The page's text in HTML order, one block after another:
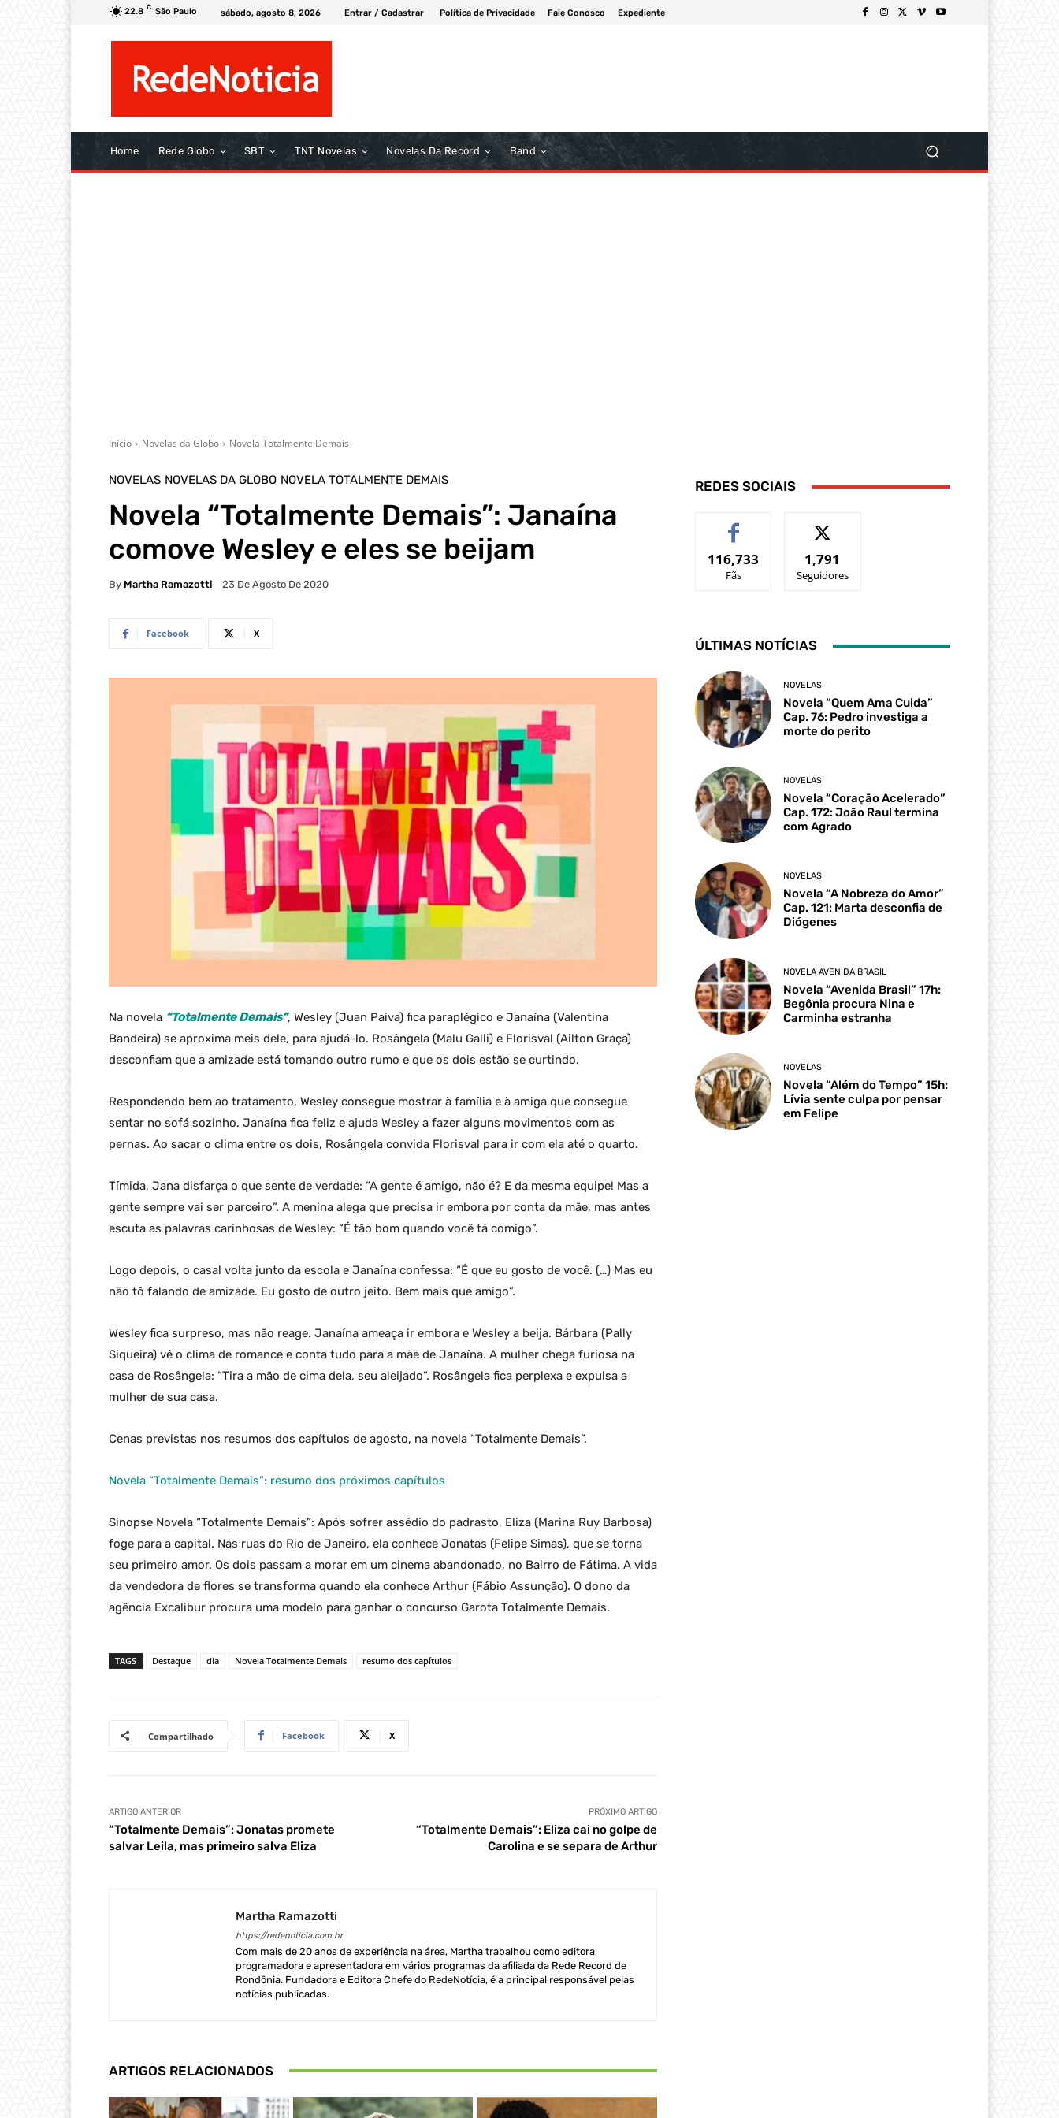
22.8 C São Paulo sábado, agosto 8, 2026 Entrar / Cadastrar Política de Privacidade Fale Conosco Expediente
Home Rede Globo SBT TNT Novelas Novelas Da Record Band
Início Novelas da Globo Novela Totalmente Demais
NOVELAS NOVELAS DA GLOBO NOVELA TOTALMENTE DEMAIS
Novela “Totalmente Demais”: Janaína
comove Wesley e eles se beijam
By Martha Ramazotti 23 De Agosto De 2020
Facebook X
Na novela “Totalmente Demais”, Wesley (Juan Paiva) fica paraplégico e Janaína (Valentina
Bandeira) se aproxima meis dele, para ajudá-lo. Rosângela (Malu Galli) e Florisval (Ailton Graça)
desconfiam que a amizade está tomando outro rumo e que os dois estão se curtindo.
Respondendo bem ao tratamento, Wesley consegue mostrar à família e à amiga que consegue
sentar no sofá sozinho. Janaína fica feliz e ajuda Wesley a fazer alguns movimentos com as
pernas. Ao sacar o clima entre os dois, Rosângela convida Florisval para ir com ela até o quarto.
Tímida, Jana disfarça o que sente de verdade: “A gente é amigo, não é? E da mesma equipe! Mas a
gente sempre vai ser parceiro”. A menina alega que precisa ir embora por conta da mãe, mas antes
escuta as palavras carinhosas de Wesley: “É tão bom quando você tá comigo”.
Logo depois, o casal volta junto da escola e Janaína confessa: “É que eu gosto de você. (…) Mas eu
não tô falando de amizade. Eu gosto de outro jeito. Bem mais que amigo”.
Wesley fica surpreso, mas não reage. Janaína ameaça ir embora e Wesley a beija. Bárbara (Pally
Siqueira) vê o clima de romance e conta tudo para a mãe de Janaína. A mulher chega furiosa na
casa de Rosângela: “Tira a mão de cima dela, seu aleijado”. Rosângela fica perplexa e expulsa a
mulher de sua casa.
Cenas previstas nos resumos dos capítulos de agosto, na novela “Totalmente Demais”.
Novela “Totalmente Demais”: resumo dos próximos capítulos
Sinopse Novela “Totalmente Demais”: Após sofrer assédio do padrasto, Eliza (Marina Ruy Barbosa)
foge para a capital. Nas ruas do Rio de Janeiro, ela conhece Jonatas (Felipe Simas), que se torna
seu primeiro amor. Os dois passam a morar em um cinema abandonado, no Bairro de Fátima. A vida
da vendedora de flores se transforma quando ela conhece Arthur (Fábio Assunção). O dono da
agência Excalibur procura uma modelo para ganhar o concurso Garota Totalmente Demais.
TAGS Destaque dia Novela Totalmente Demais resumo dos capítulos
Compartilhado Facebook X
ARTIGO ANTERIOR
“Totalmente Demais”: Jonatas promete
salvar Leila, mas primeiro salva Eliza
PRÓXIMO ARTIGO
“Totalmente Demais”: Eliza cai no golpe de
Carolina e se separa de Arthur
Martha Ramazotti
https://redenoticia.com.br
Com mais de 20 anos de experiência na área, Martha trabalhou como editora,
programadora e apresentadora em vários programas da afiliada da Rede Record de
Rondônia. Fundadora e Editora Chefe do RedeNotícia, é a principal responsável pelas
notícias publicadas.
ARTIGOS RELACIONADOS
REDES SOCIAIS
116,733
Fãs
1,791
Seguidores
ÚLTIMAS NOTÍCIAS
NOVELAS
Novela “Quem Ama Cuida”
Cap. 76: Pedro investiga a
morte do perito
NOVELAS
Novela “Coração Acelerado”
Cap. 172: João Raul termina
com Agrado
NOVELAS
Novela “A Nobreza do Amor”
Cap. 121: Marta desconfia de
Diógenes
NOVELA AVENIDA BRASIL
Novela “Avenida Brasil” 17h:
Begônia procura Nina e
Carminha estranha
NOVELAS
Novela “Além do Tempo” 15h:
Lívia sente culpa por pensar
em Felipe